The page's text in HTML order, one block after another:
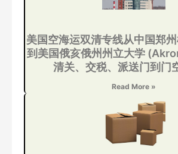
美国空海运双清专线从中国郑
到美国俄亥俄州州立大学
清关、交税、派送门到门
Read More »